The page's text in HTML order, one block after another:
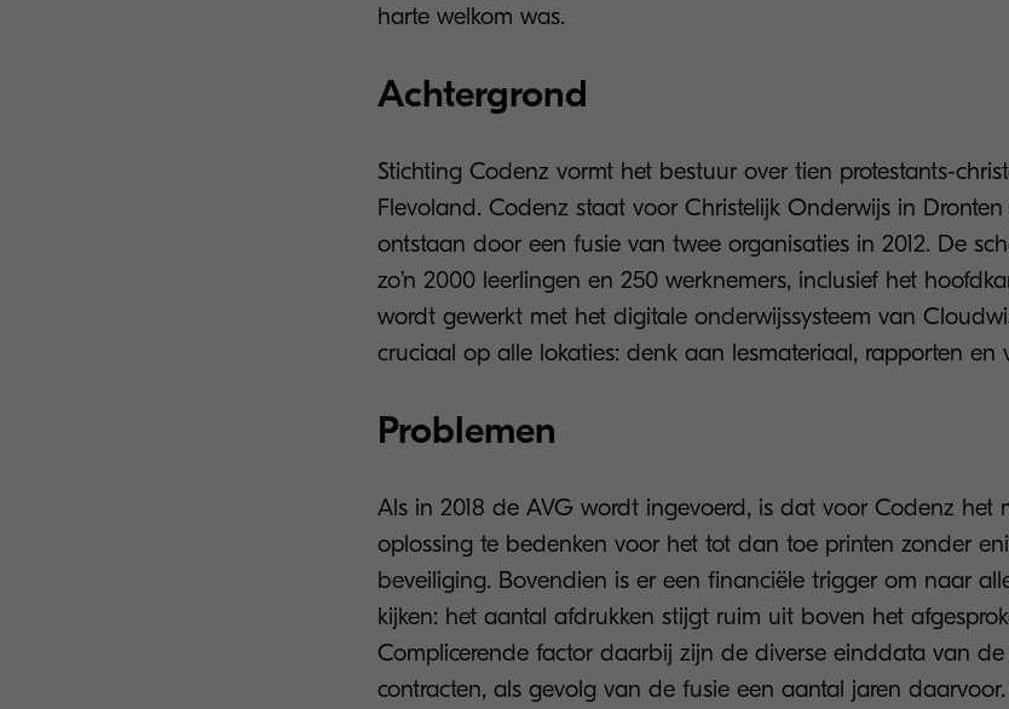
harte welkom was.
Achtergrond
Stichting Codenz vormt het bestuur over tien protestants-
Flevoland. Codenz staat voor Christelijk Onderwijs in
ontstaan door een fusie van twee organisaties in 2012. De
zo’n 2000 leerlingen en 250 werknemers, inclusief het
wordt gewerkt met het digitale onderwijssysteem van
cruciaal op alle lokaties: denk aan lesmateriaal, rapporten en
Problemen
Als in 2018 de AVG wordt ingevoerd, is dat voor Codenz het
oplossing te bedenken voor het tot dan toe printen zonder
beveiliging. Bovendien is er een financiële trigger om naar
kijken: het aantal afdrukken stijgt ruim uit boven het
Complicerende factor daarbij zijn de diverse einddata van de
contracten, als gevolg van de fusie een aantal jaren